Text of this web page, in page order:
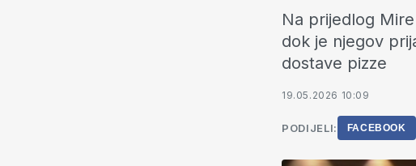
Na prijedlog
dok je njegov
dostave pizze
19.05.2026 10:09
PODIJELI: FACEBOOK